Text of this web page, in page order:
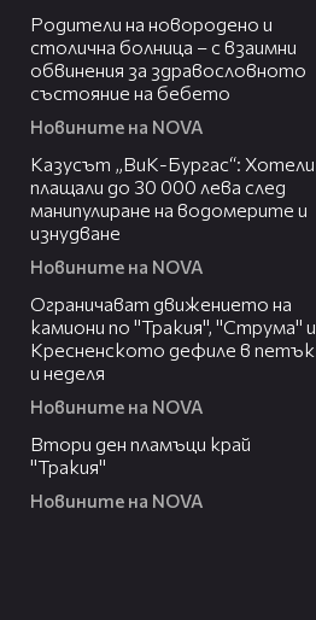
Родители на новородено и
столична болница – с взаимни
обвинения за здравословното
състояние на бебето
Новините на NOVA
Казусът „ВиК-Бургас“: Хотели
плащали до 30 000 лева след
манипулиране на водомерите и
изнудване
Новините на NOVA
Ограничават движението на
камиони по "Тракия", "Струма" и
Кресненското дефиле в петък
и неделя
Новините на NOVA
Втори ден пламъци край
"Тракия"
Новините на NOVA